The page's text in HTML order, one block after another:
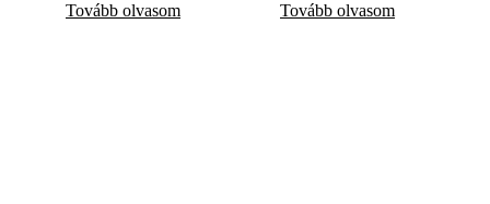
Tovább olvasom
Tovább olvasom